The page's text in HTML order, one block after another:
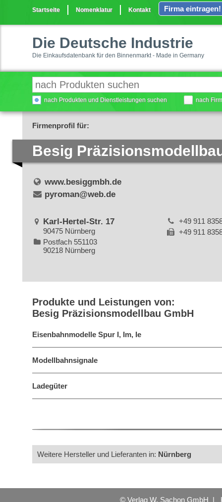
Startseite Nomenklatur Kontakt Firma eintragen!
Die Deutsche Industrie
Die Einkaufsdatenbank für den Binnenmarkt - Made in Germany
nach Produkten und Dienstleistungen suchen nach
Firmenprofil für:
Besig
www.besiggmbh.de
pyroman@web.de
Karl-Hertel-Str. 17
90475 Nürnberg
Postfach 551103
90218 Nürnberg
+49 911
+49 911
Produkte und Leistungen von:
Besig Präzisionsmodellbau GmbH
Eisenbahnmodelle Spur I, Im, Ie
Modellbahnsignale
Ladegüter
Weitere Hersteller und Lieferanten in: Nürnberg
© Verlag W. Sachon GmbH |